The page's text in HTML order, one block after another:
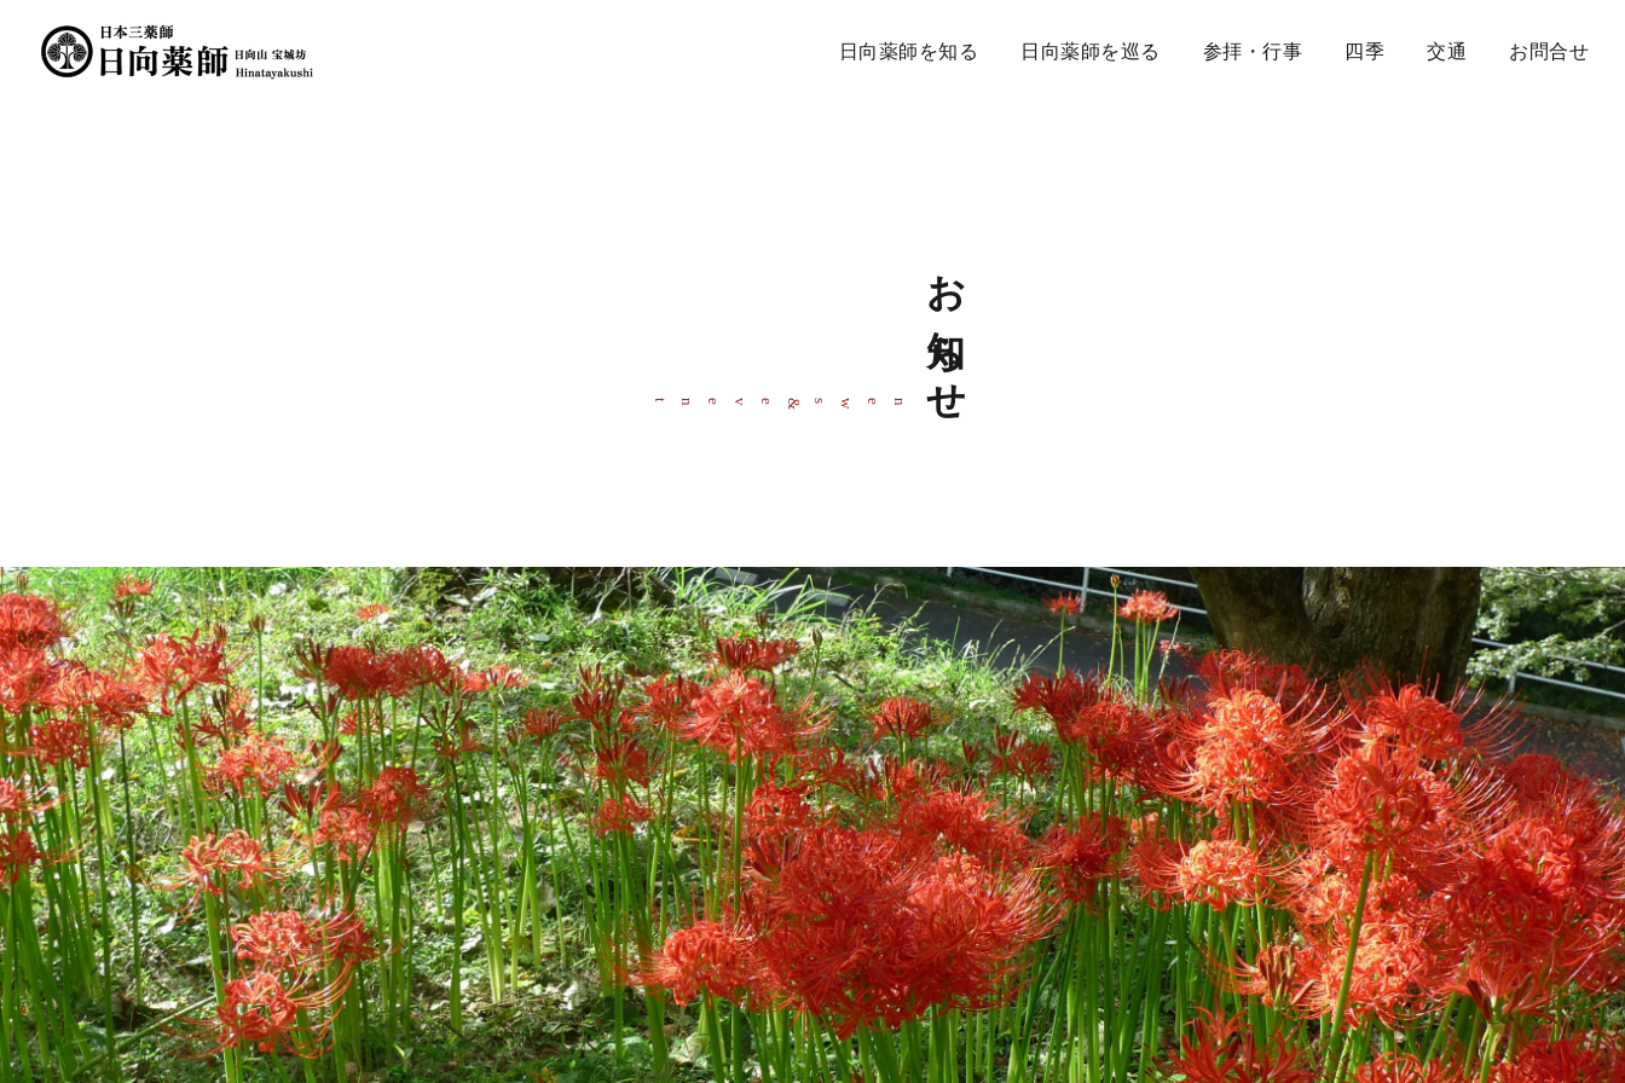
日向薬師を知る 日向薬師を巡る 参拝・行事 四季 交通 お問合せ
お知らせ
news
&
event